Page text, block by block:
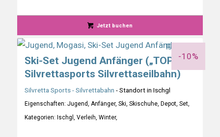
Jetzt buchen
-10%
Ski-Set Jugend Anfänger („TOP“
Silvrettasports Silvrettaseilbahn)
Silvretta Sports - Silvrettabahn - Standort in Ischgl
Eigenschaften: Jugend, Anfänger, Ski, Skischuhe, Depot, Set,
Kategorien: Ischgl, Verleih, Winter,